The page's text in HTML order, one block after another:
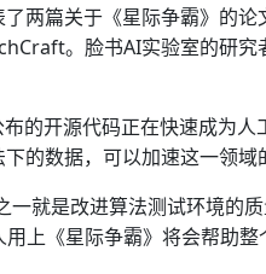
两篇关于《星际争霸》的论
。脸书AI实验室的研
的开源代码正在快速成为
的数据，可以加速这一领域
一就是改进算法测试环境的
上《星际争霸》将会帮助整